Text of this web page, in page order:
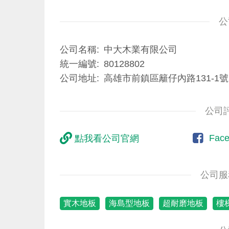
公司名稱
中大木業有限公司
統一編號
80128802
公司地址
高雄市前鎮區籬仔內路131-1號
公司
點我看公司官網
公司
實木地板 海島型地板 超耐磨地板 樓